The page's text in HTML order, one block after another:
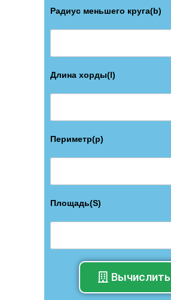
Радиус меньшего круга(b)
Длина хорды(l)
Периметр(p)
Площадь(S)
Вычислить